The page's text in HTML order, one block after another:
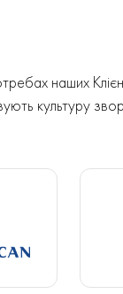
наших
культуру